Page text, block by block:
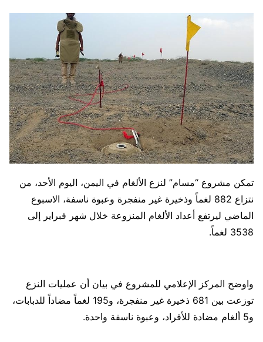
تمكن مشروع “مسام” لنزع الألغام في اليمن، اليوم الأحد، من
نتزاع 882 لغماً وذخيرة غير منفجرة وعبوة ناسفة، الاسبوع
الماضي ليرتفع أعداد الألغام المنزوعة خلال شهر فبراير إلى
3538 لغماً.
واوضح المركز الإعلامي للمشروع في بيان أن عمليات النزع
توزعت بين 681 ذخيرة غير منفجرة، و195 لغماً مضاداً للدبابات،
و5 ألغام مضادة للأفراد، وعبوة ناسفة واحدة.